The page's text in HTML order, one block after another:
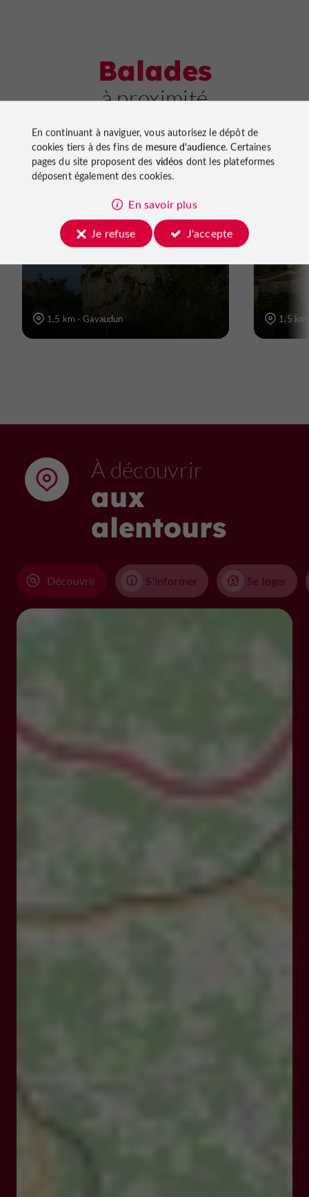
Balades
à proximité
Gavaudun, dans la vallée
de la Lède
Vtt Cheval
1,5 km - Gavaudun 1,5 km
À découvrir
aux
alentours
Découvrir S'informer Se loger
En continuant à naviguer, vous autorisez le dépôt de
cookies tiers à des fins de mesure d'audience. Certaines
pages du site proposent des vidéos dont les plateformes
déposent également des cookies.
En savoir plus
Je refuse
J'accepte